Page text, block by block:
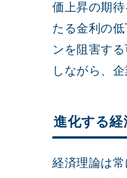
価上昇の期
たる金利の
ンを阻害す
しながら、
進化する
経済理論は